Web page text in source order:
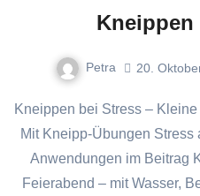
Kneippen
Petra 20.
Kneippen bei Stress – Kleine Übungen für den Feierabend
Mit Kneipp-Übungen
Anwendungen im Beitrag
Feierabend – mit Wasser,